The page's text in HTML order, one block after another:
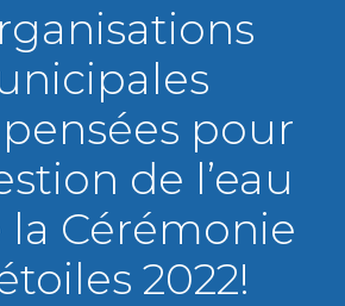
pour
de l’eau
la Cérémonie
2022!